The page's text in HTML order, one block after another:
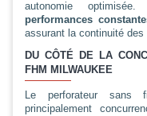
autonomie
performances
assurant la continuité
DU CÔTÉ DE LA
FHM MILWAUKEE
Le perforateur sans
principalement